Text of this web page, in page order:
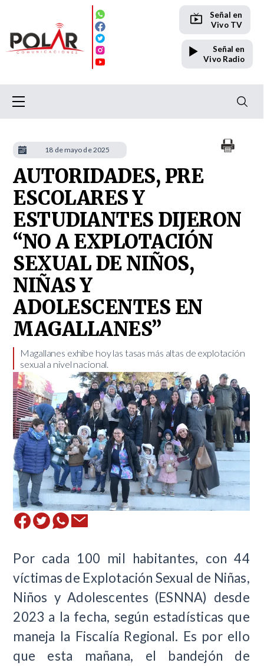
Señal en
Vivo TV
Señal en
Vivo Radio
AUTORIDADES, PRE
ESCOLARES Y
ESTUDIANTES DIJERON
“NO A EXPLOTACIÓN
SEXUAL DE NIÑOS,
NIÑAS Y
ADOLESCENTES EN
MAGALLANES”
Magallanes exhibe hoy las tasas más altas de explotación
sexual a nivel nacional. ​
Por cada 100 mil habitantes, con 44
víctimas de Explotación Sexual de Niñas,
Niños y Adolescentes (ESNNA) desde
2023 a la fecha, según estadísticas que
maneja la Fiscalía Regional. Es por ello
que esta mañana, el bandejón de
18 de mayo de 2025